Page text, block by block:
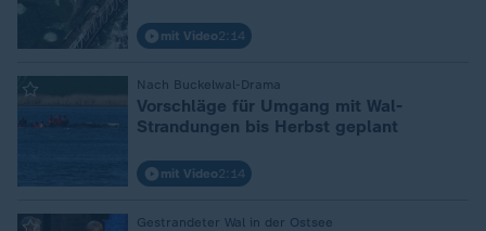
mit Video2:14
Nach Buckelwal-Drama
Vorschläge für Umgang mit Wal-
Strandungen bis Herbst geplant
mit Video2:14
Gestrandeter Wal in der Ostsee